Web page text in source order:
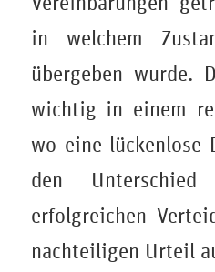
in welchem
übergeben wurde.
wichtig in einem
wo eine lückenlose
den
erfolgreichen
nachteiligen Urteil